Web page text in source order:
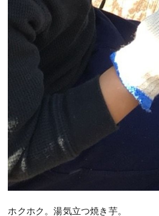
ホクホク。湯気立つ焼き芋。